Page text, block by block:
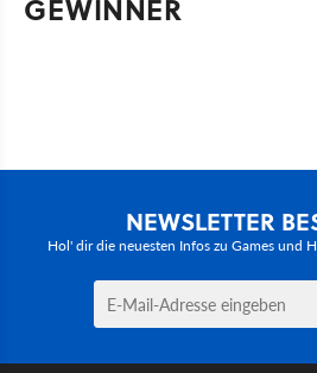
GEWINNER
NEWSLETTER
Hol' dir die neuesten Infos zu Games und